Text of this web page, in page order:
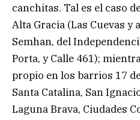
canchitas. Tal es el caso
Alta Gracia (Las Cuevas y
Semhan, del
Porta, y Calle 461);
propio en los barrios 17
Santa Catalina, San
Laguna Brava, Ciudades